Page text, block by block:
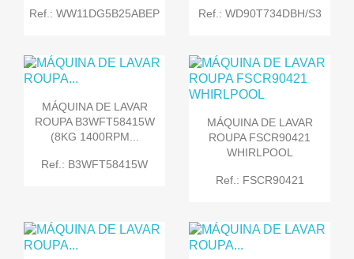
Ref.: WW11DG5B25ABEP Ref.: WD90T734DBH/S3
MÁQUINA DE LAVAR
ROUPA B3WFT58415W
(8KG 1400RPM...
Ref.: B3WFT58415W
MÁQUINA DE LAVAR
ROUPA FSCR90421
WHIRLPOOL
Ref.: FSCR90421